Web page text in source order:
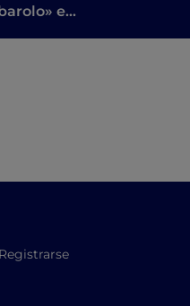
en